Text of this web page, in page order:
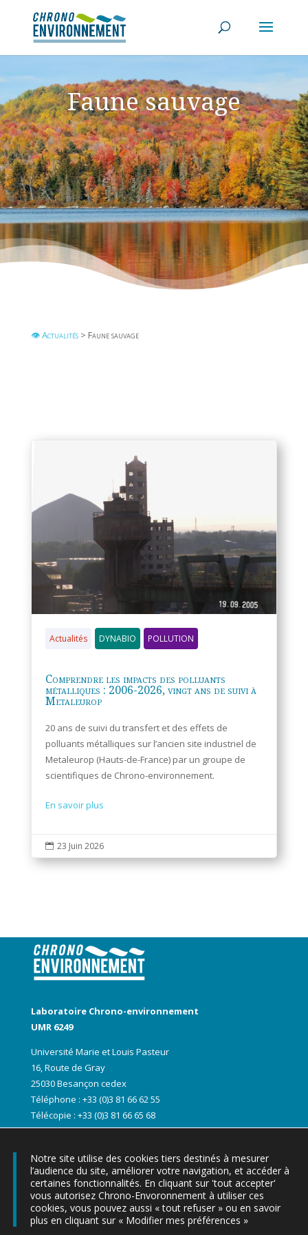
Faune sauvage
👁 Actualités> Faune sauvage
Actualités DYNABIO POLLUTION
Comprendre les impacts des polluants
métalliques : 2006-2026, vingt ans de suivi à
Metaleurop
20 ans de suivi du transfert et des effets de
polluants métalliques sur l’ancien site industriel de
Metaleurop (Hauts-de-France) par un groupe de
scientifiques de Chrono-environnement.
En savoir plus
 23 Juin 2026
Laboratoire Chrono-environnement
UMR 6249
Université Marie et Louis Pasteur
16, Route de Gray
25030 Besançon cedex
Téléphone : +33 (0)3 81 66 62 55
Télécopie : +33 (0)3 81 66 65 68
Notre site utilise des cookies tiers destinés à mesurer
l’audience du site, améliorer votre navigation, et accéder à
certaines fonctionnalités. En cliquant sur 'tout accepter'
vous autorisez Chrono-Envoronnement à utiliser ces
cookies, vous pouvez aussi « tout refuser » ou en savoir
plus en cliquant sur « Modifier mes préférences »